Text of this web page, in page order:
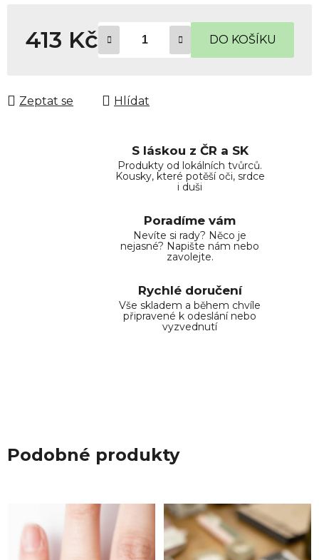
413 Kč DO KOŠÍKU
Zeptat se Hlídat
S láskou z ČR a SK
Produkty od lokálních tvůrců.
Kousky, které potěší oči, srdce
i duši
Poradíme vám
Nevíte si rady? Něco je
nejasné? Napište nám nebo
zavolejte.
Rychlé doručení
Vše skladem a během chvíle
připravené k odeslání nebo
vyzvednutí
Podobné produkty